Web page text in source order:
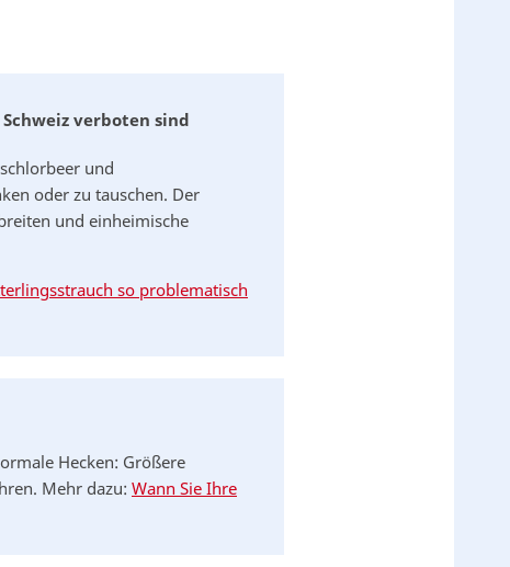
verboten sind
und
oder zu tauschen. Der
und einheimische
so problematisch
Hecken: Größere
Mehr dazu: Wann Sie Ihre